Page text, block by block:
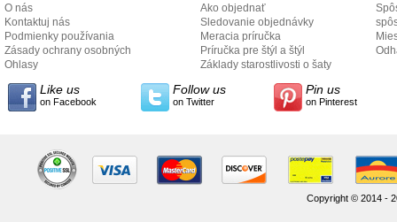
O nás
Kontaktuj nás
Podmienky používania
Zásady ochrany osobných
údajov
Ohlasy
Ako objednať
Sledovanie objednávky
Meracia príručka
Príručka pre štýl a štýl
Základy starostlivosti o šaty
Like us
on Facebook
Follow us
on Twitter
Pin us
on Pinterest
Copyright © 2014 -